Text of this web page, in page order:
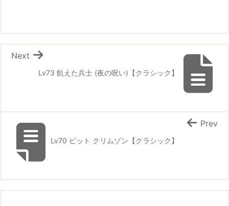
Lv73 飢えた兵士 (夜の呪い)【クラシック】
Next
Lv70 ピット クリムゾン【クラシック】
Prev